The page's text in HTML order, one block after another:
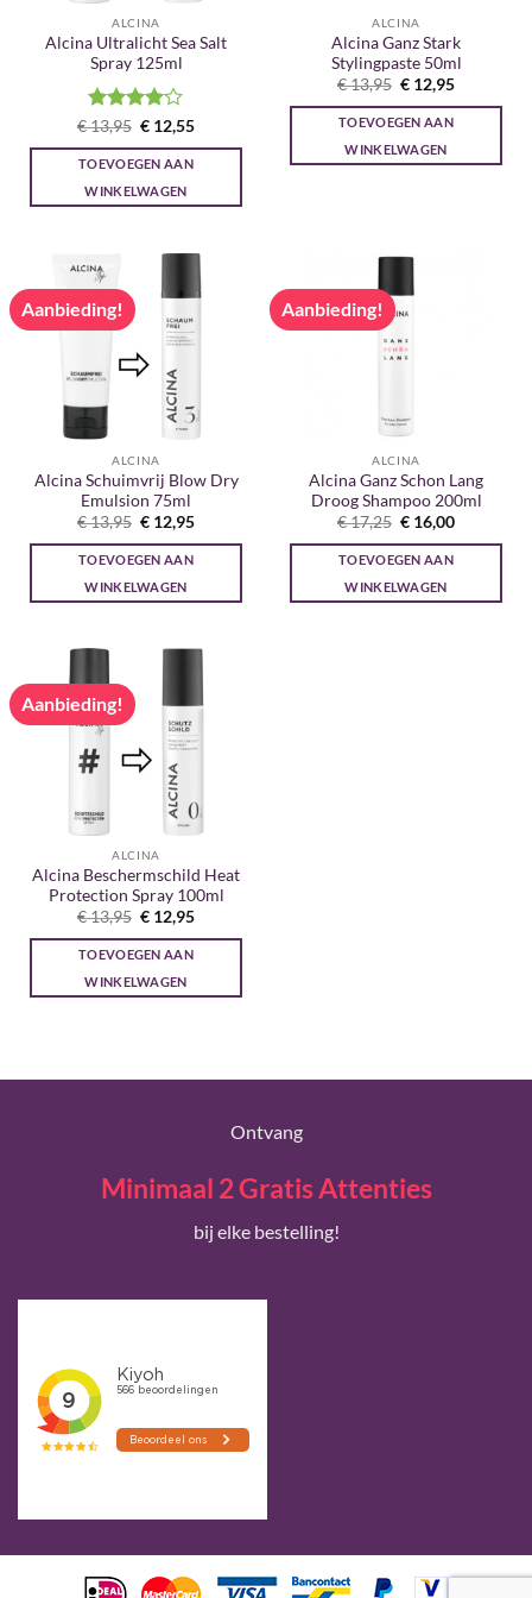
ALCINA
Alcina Ultralicht Sea Salt
Spray 125ml
Gewaardeerd
4uit 5
€13,95 Oorspronkelijke
prijs
was:
€ 13,95.
€ 12,55Huidige
is:
TOEVOEGEN AAN
WINKELWAGEN
ALCINA
Alcina Ganz Stark
Stylingpaste 50ml
€13,95 Oorspronkelijke
prijs
was:
€ 13,95.
€ 12,95Huidige
is:
TOEVOEGEN AAN
WINKELWAGEN
Aanbieding!
ALCINA
Alcina Schuimvrij Blow Dry
Emulsion 75ml
€13,95 Oorspronkelijke
prijs
was:
€ 13,95.
€ 12,95Huidige
is:
TOEVOEGEN AAN
WINKELWAGEN
Aanbieding!
ALCINA
Alcina Ganz Schon Lang
Droog Shampoo 200ml
€17,25 Oorspronkelijke
prijs
was:
€ 17,25.
€ 16,00Huidige
is:
TOEVOEGEN AAN
WINKELWAGEN
Aanbieding!
ALCINA
Alcina Beschermschild Heat
Protection Spray 100ml
€13,95 Oorspronkelijke
prijs
was:
€ 13,95.
€ 12,95Huidige
is:
TOEVOEGEN AAN
WINKELWAGEN
Ontvang
Minimaal 2 Gratis Attenties
bij elke bestelling!